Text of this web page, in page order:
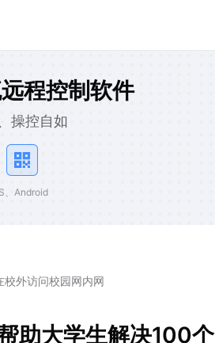
程控制软件
操控自如
、Android
外访问校园网内网
助大学生解决100